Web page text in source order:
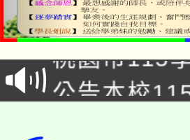
「2026金
車」活動
桃園市115
生本土語及
公告本校